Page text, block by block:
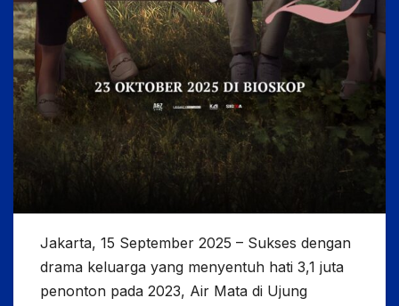
Jakarta, 15 September 2025 – Sukses dengan
drama keluarga yang menyentuh hati 3,1 juta
penonton pada 2023, Air Mata di Ujung